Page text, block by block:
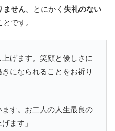
ません。とにかく 失礼のない
とです。
上げます。笑顔と優しさに
になられることをお祈り
ます。お二人の人生最良の
ます」